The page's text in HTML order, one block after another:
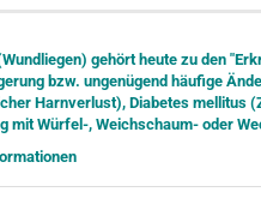
gehört heute zu den
bzw. ungenügend häufige
Harnverlust), Diabetes mellitus
mit Würfel-, Weichschaum- oder